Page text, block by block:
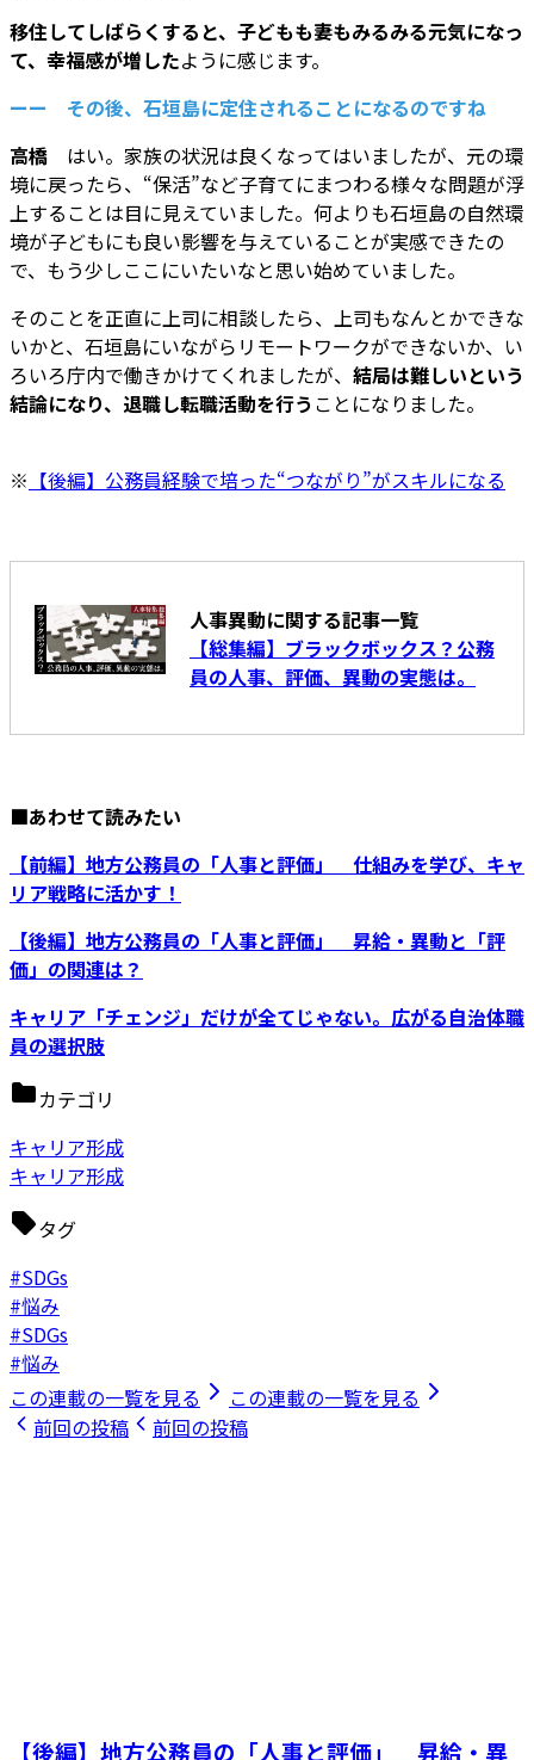
移住してしばらくすると、子どもも妻もみるみる元気になっ
て、幸福感が増したように感じます。
ーー その後、石垣島に定住されることになるのですね
高橋 はい。家族の状況は良くなってはいましたが、元の環
境に戻ったら、“保活”など子育てにまつわる様々な問題が浮
上することは目に見えていました。何よりも石垣島の自然環
境が子どもにも良い影響を与えていることが実感できたの
で、もう少しここにいたいなと思い始めていました。
そのことを正直に上司に相談したら、上司もなんとかできな
いかと、石垣島にいながらリモートワークができないか、い
ろいろ庁内で働きかけてくれましたが、 結局は難しいという
結論になり、退職し転職活動を行うことになりました。
※ 【後編】公務員経験で培った“つながり”がスキルになる
人事異動に関する記事一覧
【総集編】ブラックボックス？公務
員の人事、評価、異動の実態は。
■あわせて読みたい
【前編】地方公務員の「人事と評価」 仕組みを学び、キャ
リア戦略に活かす！
【後編】地方公務員の「人事と評価」 昇給・異動と「評
価」の関連は？
キャリア「チェンジ」だけが全てじゃない。広がる自治体職
員の選択肢
カテゴリ
キャリア形成
キャリア形成
タグ
#SDGs
#悩み
#SDGs
#悩み
この連載の一覧を見る
この連載の一覧を見る
前回の投稿
前回の投稿
【後編】地方公務員の「人事と評価」 昇給・異